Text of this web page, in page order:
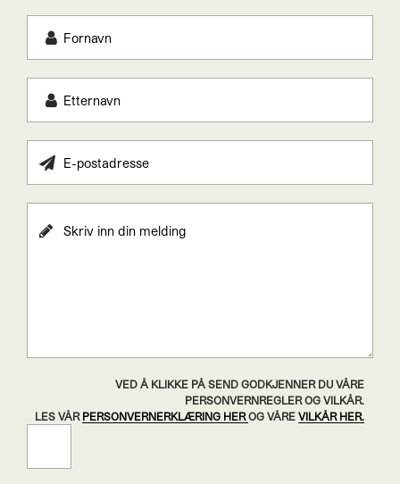
VED Å KLIKKE PÅ SEND GODKJENNER DU VÅRE
PERSONVERNREGLER OG VILKÅR.
LES VÅR PERSONVERNERKLÆRING HEROG VÅRE VILKÅR HER.